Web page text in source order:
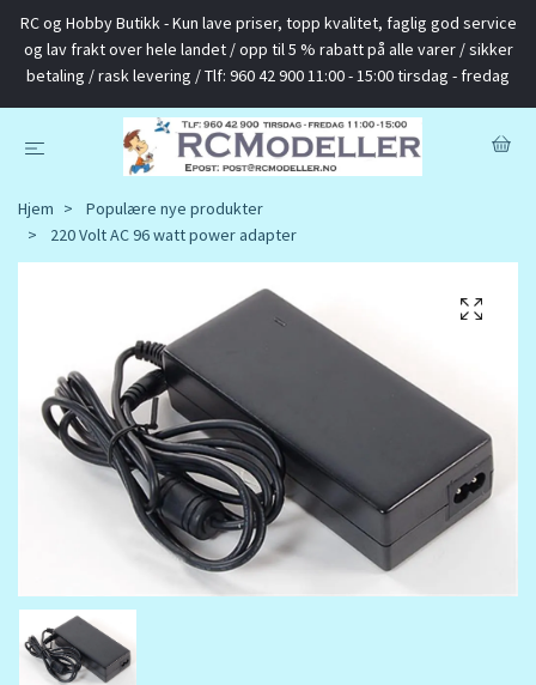
RC og Hobby Butikk - Kun lave priser, topp kvalitet, faglig god service
og lav frakt over hele landet / opp til 5 % rabatt på alle varer / sikker
betaling / rask levering / Tlf: 960 42 900 11:00 - 15:00 tirsdag - fredag
Hjem
Populære nye produkter
220 Volt AC 96 watt power adapter